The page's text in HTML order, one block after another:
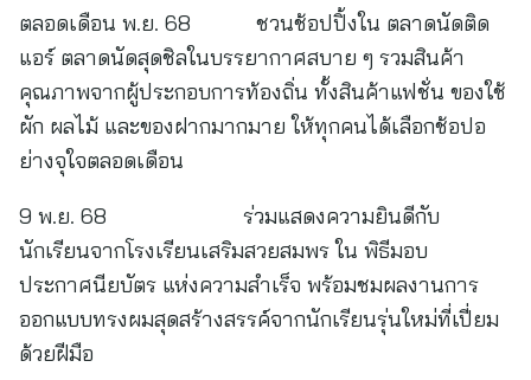
ตลอดเดือน พ.ย. 68 ชวนช้อปปิ้งใน ตลาดนัดติด
แอร์ ตลาดนัดสุดชิลในบรรยากาศสบาย ๆ รวมสินค้า
คุณภาพจากผู้ประกอบการท้องถิ่น ทั้งสินค้าแฟชั่น ของใช้
ผัก ผลไม้ และของฝากมากมาย ให้ทุกคนได้เลือกช้อปอ
ย่างจุใจตลอดเดือน
9 พ.ย. 68 ร่วมแสดงความยินดีกับ
นักเรียนจากโรงเรียนเสริมสวยสมพร ใน พิธีมอบ
ประกาศนียบัตร แห่งความสำเร็จ พร้อมชมผลงานการ
ออกแบบทรงผมสุดสร้างสรรค์จากนักเรียนรุ่นใหม่ที่เปี่ยม
ด้วยฝีมือ